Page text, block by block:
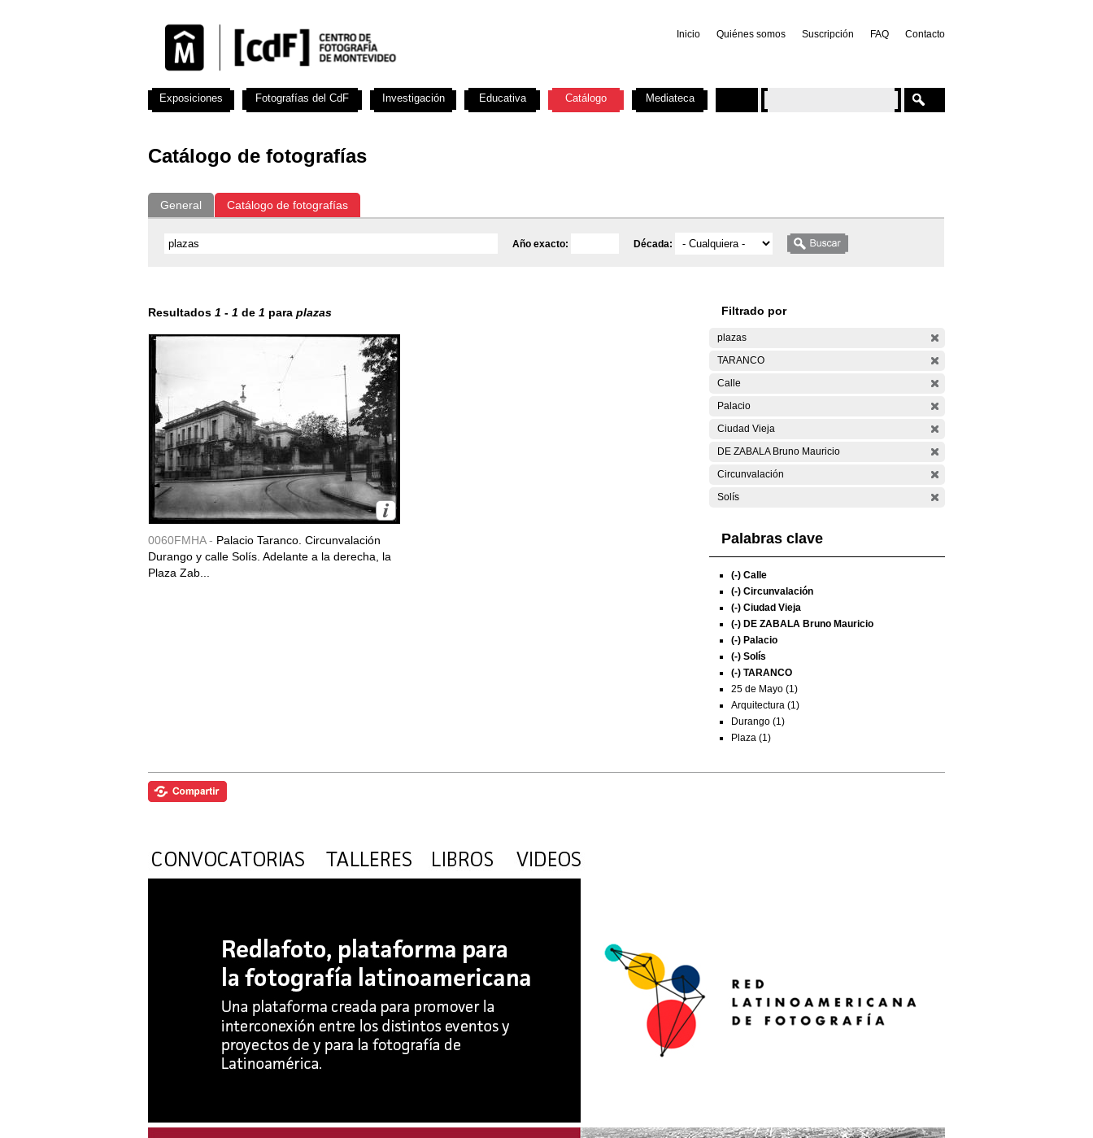
Inicio Quiénes somos Suscripción FAQ Contacto
Catálogo de fotografías
General Catálogo de fotografías
Año exacto: Década:
Resultados 1 - 1 de 1 para plazas
0060FMHA - Palacio Taranco. Circunvalación
Durango y calle Solís. Adelante a la derecha, la
Plaza Zab...
Filtrado por
plazas
TARANCO
Calle
Palacio
Ciudad Vieja
DE ZABALA Bruno Mauricio
Circunvalación
Solís
Palabras clave
(-) Calle
(-) Circunvalación
(-) Ciudad Vieja
(-) DE ZABALA Bruno Mauricio
(-) Palacio
(-) Solís
(-) TARANCO
25 de Mayo (1)
Arquitectura (1)
Durango (1)
Plaza (1)
Exposiciones Fotografías del CdF Investigación Educativa Catálogo Mediateca